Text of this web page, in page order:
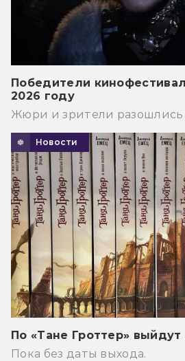
Победители
2026 году
Жюри и зрители разошлись
Новости
По «Тане Гроттер»
Пока без даты выхода.